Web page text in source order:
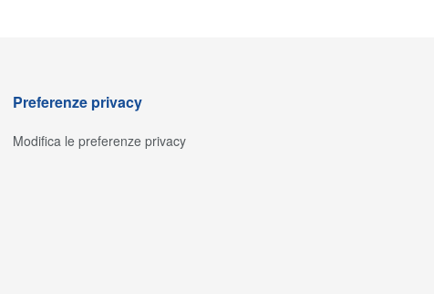
Preferenze privacy
Modifica le preferenze privacy